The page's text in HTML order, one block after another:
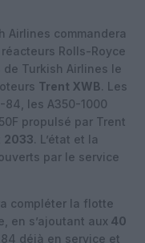
Airlines commandera
Rolls-Royce
de Turkish Airlines le
Trent XWB. Les
84, les A350-1000
propulsé par Trent
2033. L’état et la
par le service
compléter la flotte
en s’ajoutant aux 40
déjà en service et